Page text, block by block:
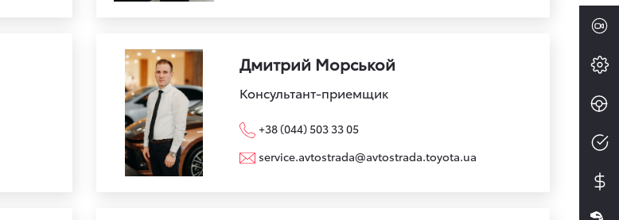
Дмитрий Морськой
Консультант-приемщик
+38 (044) 503 33 05
service.avtostrada@avtostrada.toyota.ua